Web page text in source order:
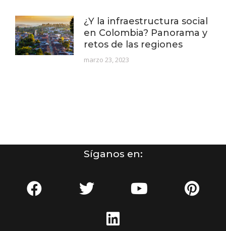
¿Y la infraestructura social
en Colombia? Panorama y
retos de las regiones
marzo 23, 2023
Síganos en: